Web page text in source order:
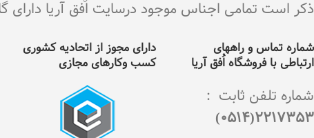
ذکر است تمامی اجناس موجود درسایت اٌفق آریا دارای
شماره تماس و راههای
ارتباطی با فروشگاه اُفق آریا
شماره تلفن ثابت :
2217353(0514)
دارای مجوز از اتحادیه کشوری
کسب وکارهای مجازی